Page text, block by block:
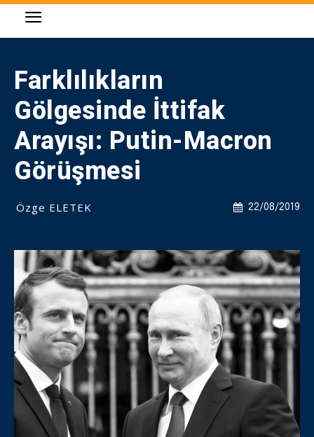
Farklılıkların
Gölgesinde İttifak
Arayışı: Putin-Macron
Görüşmesi
22/08/2019
Özge ELETEK